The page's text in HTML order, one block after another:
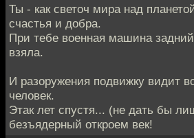
Ты - как светоч мира над
счастья и добра.
При тебе военная машина
взяла.
И разоружения подвижку видит
человек.
Этак лет спустя... (не дать бы
безъядерный откроем век!